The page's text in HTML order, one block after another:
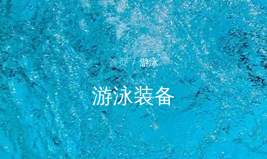
首页 / 游泳
游泳装备